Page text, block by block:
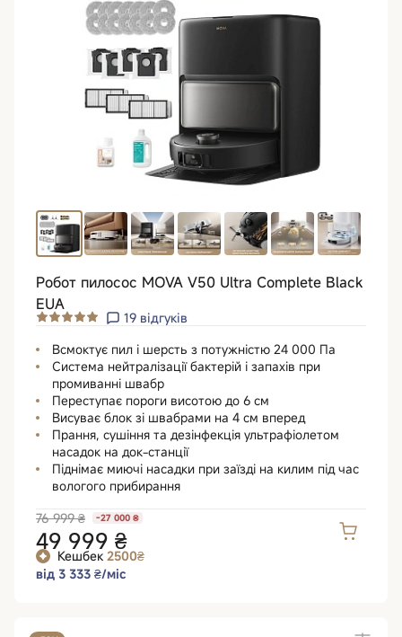
Робот пилосос MOVA V50 Ultra Complete Black
EUA
19 відгуків
Всмоктує пил і шерсть з потужністю 24 000 Па
Система нейтралізації бактерій і запахів при
промиванні швабр
Переступає пороги висотою до 6 см
Висуває блок зі швабрами на 4 см вперед
Прання, сушіння та дезінфекція ультрафіолетом
насадок на док-станції
Піднімає миючі насадки при заїзді на килим під час
вологого прибирання
76 999 ₴
-27 000 ₴
49 999 ₴
Кешбек 2500₴
від 3 333 ₴/міс